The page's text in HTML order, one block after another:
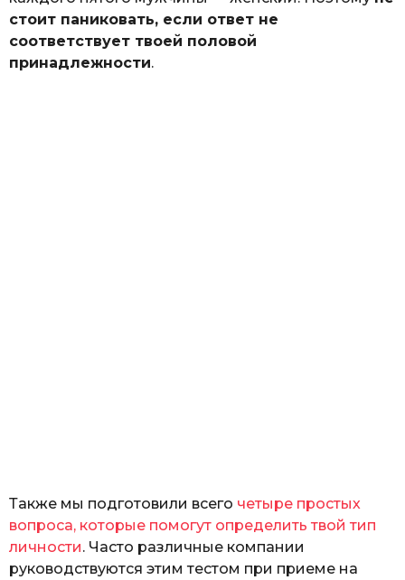
стоит паниковать, если ответ не
соответствует твоей половой
принадлежности.
Также мы подготовили всего четыре простых
вопроса, которые помогут определить твой тип
личности. Часто различные компании
руководствуются этим тестом при приеме на